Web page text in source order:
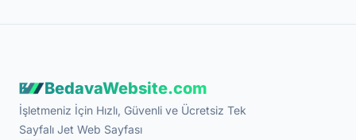
BedavaWebsite.com
İşletmeniz İçin Hızlı, Güvenli ve Ücretsiz Tek
Sayfalı Jet Web Sayfası